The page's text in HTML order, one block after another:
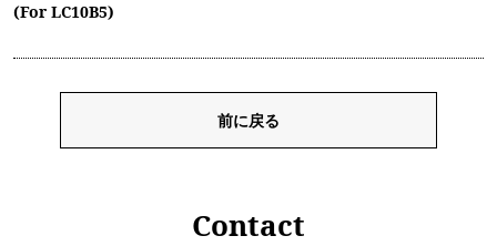
(For LC10B5)
前に戻る
Contact